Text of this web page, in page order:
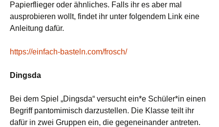
Papierflieger oder ähnliches. Falls ihr es aber mal
ausprobieren wollt, findet ihr unter folgendem Link eine
Anleitung dafür.
https://einfach-basteln.com/frosch/
Dingsda
Bei dem Spiel „Dingsda“ versucht ein*e Schüler*in einen
Begriff pantomimisch darzustellen. Die Klasse teilt ihr
dafür in zwei Gruppen ein, die gegeneinander antreten.